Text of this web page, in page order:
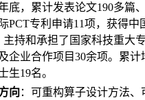
底，累计发表论文190多篇
PCT专利申请11项，获得中
主持和承担了国家科技重大
企业合作项目30余项。累计
生19名。
向 ：可重构算子设计方法、